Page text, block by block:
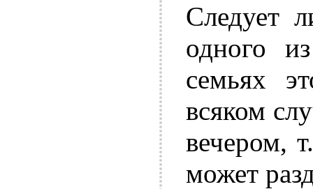
Следует
одного
семьях
всяком
вечером,
может